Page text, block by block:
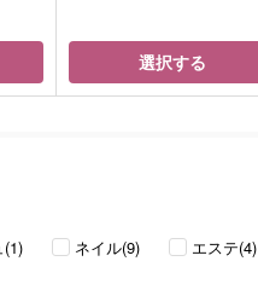
選択する
(1) ネイル(9) エステ(4)